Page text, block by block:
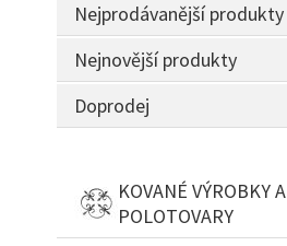
Nejprodávanější produkty
Nejnovější produkty
Doprodej
KOVANÉ VÝROBKY A
POLOTOVARY